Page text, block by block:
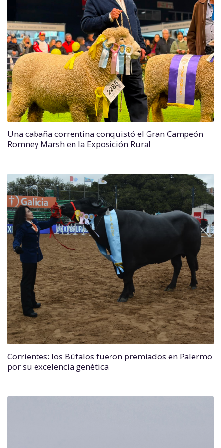
Una cabaña correntina conquistó el Gran Campeón
Romney Marsh en la Exposición Rural
Corrientes: los Búfalos fueron premiados en Palermo
por su excelencia genética